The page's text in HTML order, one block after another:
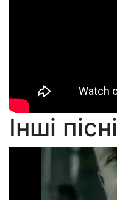
Інші пісні